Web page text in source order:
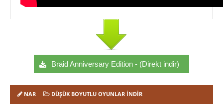
Braid Anniversary Edition - (Direkt indir)
NAR DÜŞÜK BOYUTLU OYUNLAR İNDIR